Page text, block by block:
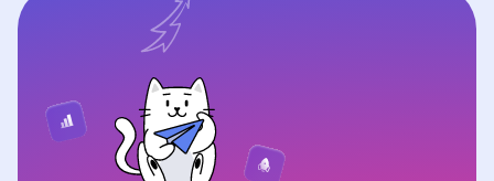
каналов и соберём статистику. По
итогам вы получите подробный
нарушениями, мы вернём деньги в
полном объёме.
обновления и полезные
материалы. Если возникнут
вопросы по работе сервиса,
напишите в
Telegram-бот
поддержки— мы всегда на связи.